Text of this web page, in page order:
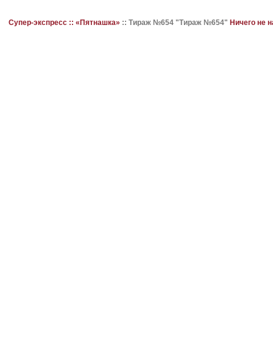
Супер-экспресс :: «Пятнашка» :: Тираж №654 "Тираж №654" Ничего не